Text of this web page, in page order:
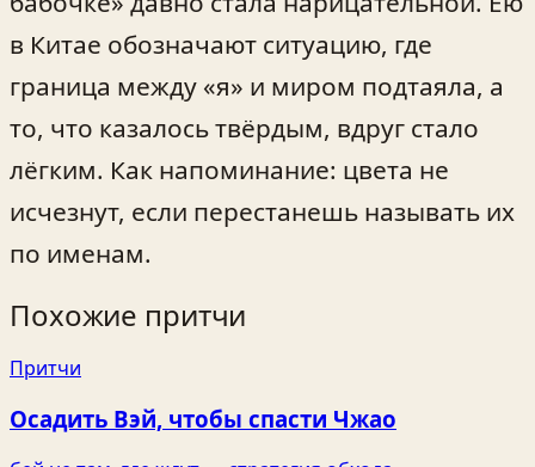
в Китае обозначают ситуацию, где
граница между «я» и миром подтаяла, а
то, что казалось твёрдым, вдруг стало
лёгким. Как напоминание: цвета не
исчезнут, если перестанешь называть их
по именам.
Похожие притчи
Притчи
Осадить Вэй, чтобы спасти Чжао